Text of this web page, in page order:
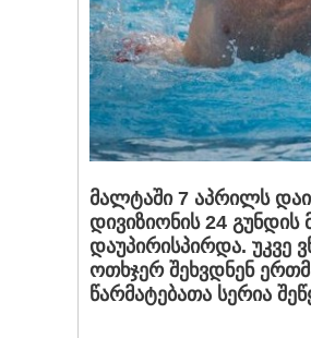
მალტაში 7 აპრილს
დივიზიონის 24 გუნდის
დაუპირისპირდა. უკვე
ოთხჯერ შეხვდნენ
წარმატებათა სერია